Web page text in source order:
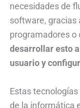
necesidades de
software, gracias
programadores o
desarrollar esto
usuario y
Estas
de la informática